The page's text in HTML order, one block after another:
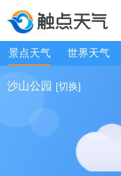
景点天气 世界天气
沙山公园 [切换]